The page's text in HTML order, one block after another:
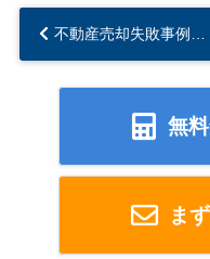
無
ま